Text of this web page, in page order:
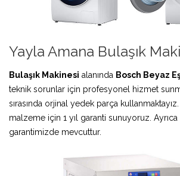
Yayla Amana Bulaşık
Bulaşık Makinesi alanında Bosch Beyaz
teknik sorunlar için profesyonel hizmet
sırasında orjinal yedek parça kullanmaktayız.
malzeme için 1 yıl garanti sunuyoruz.
garantimizde mevcuttur.